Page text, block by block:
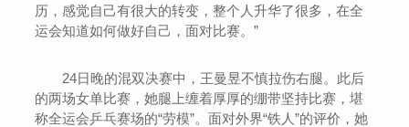
历，感觉自己有很大的转变，整个人升华了很多，在全
运会知道如何做好自己，面对比赛。”
24日晚的混双决赛中，王曼昱不慎拉伤右腿。此后
的两场女单比赛，她腿上缠着厚厚的绷带坚持比赛，堪
称全运会乒乓赛场的“劳模”。面对外界“铁人”的评价，她